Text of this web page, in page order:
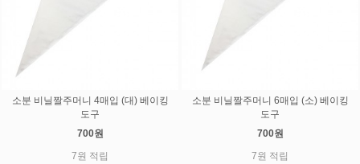
소분 비닐짤주머니 4매입 (대) 베이킹
도구
700원
7원 적립
소분 비닐짤주머니 6매입 (소) 베이킹
도구
700원
7원 적립